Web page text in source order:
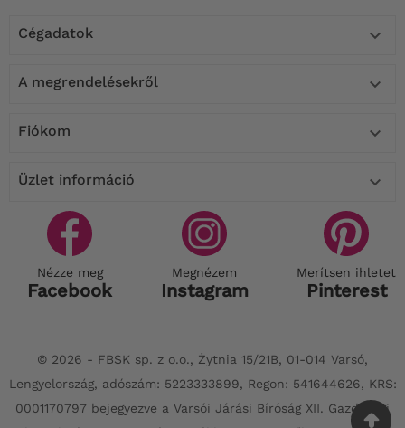
Cégadatok 
A megrendelésekről 
Fiókom 
Üzlet információ 
Nézze meg
Facebook
Megnézem
Instagram
Merítsen ihletet
Pinterest
© 2026 - FBSK sp. z o.o., Żytnia 15/21B, 01-014 Varsó,
Lengyelország, adószám: 5223333899, Regon: 541644626, KRS:
0001170797 bejegyezve a Varsói Járási Bíróság XII. Gazdasági